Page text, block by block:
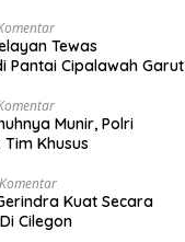
Tewas
Pantai Cipalawah Garut
Munir, Polri
Khusus
Kuat Secara
Cilegon